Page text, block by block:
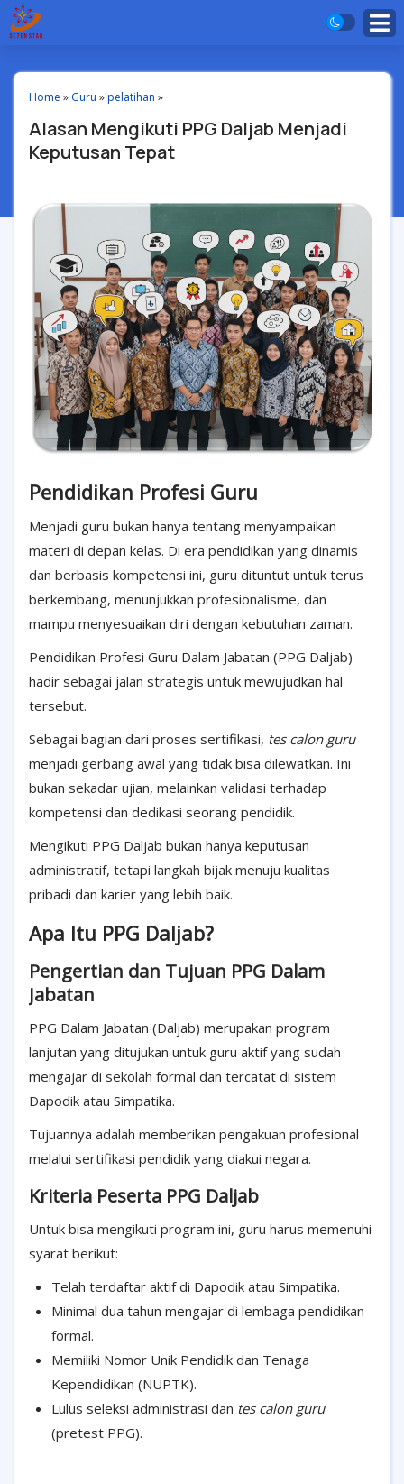
Home » Guru »pelatihan »
Alasan Mengikuti PPG Daljab Menjadi
Keputusan Tepat
Pendidikan Profesi Guru
Menjadi guru bukan hanya tentang menyampaikan
materi di depan kelas. Di era pendidikan yang dinamis
dan berbasis kompetensi ini, guru dituntut untuk terus
berkembang, menunjukkan profesionalisme, dan
mampu menyesuaikan diri dengan kebutuhan zaman.
Pendidikan Profesi Guru Dalam Jabatan (PPG Daljab)
hadir sebagai jalan strategis untuk mewujudkan hal
tersebut.
Sebagai bagian dari proses sertifikasi, tes calon guru
menjadi gerbang awal yang tidak bisa dilewatkan. Ini
bukan sekadar ujian, melainkan validasi terhadap
kompetensi dan dedikasi seorang pendidik.
Mengikuti PPG Daljab bukan hanya keputusan
administratif, tetapi langkah bijak menuju kualitas
pribadi dan karier yang lebih baik.
Apa Itu PPG Daljab?
Pengertian dan Tujuan PPG Dalam
Jabatan
PPG Dalam Jabatan (Daljab) merupakan program
lanjutan yang ditujukan untuk guru aktif yang sudah
mengajar di sekolah formal dan tercatat di sistem
Dapodik atau Simpatika.
Tujuannya adalah memberikan pengakuan profesional
melalui sertifikasi pendidik yang diakui negara.
Kriteria Peserta PPG Daljab
Untuk bisa mengikuti program ini, guru harus memenuhi
syarat berikut:
Telah terdaftar aktif di Dapodik atau Simpatika.
Minimal dua tahun mengajar di lembaga pendidikan
formal.
Memiliki Nomor Unik Pendidik dan Tenaga
Kependidikan (NUPTK).
Lulus seleksi administrasi dan tes calon guru
(pretest PPG).